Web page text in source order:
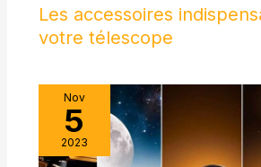
Les accessoires
votre télescope
Nov
5
2023